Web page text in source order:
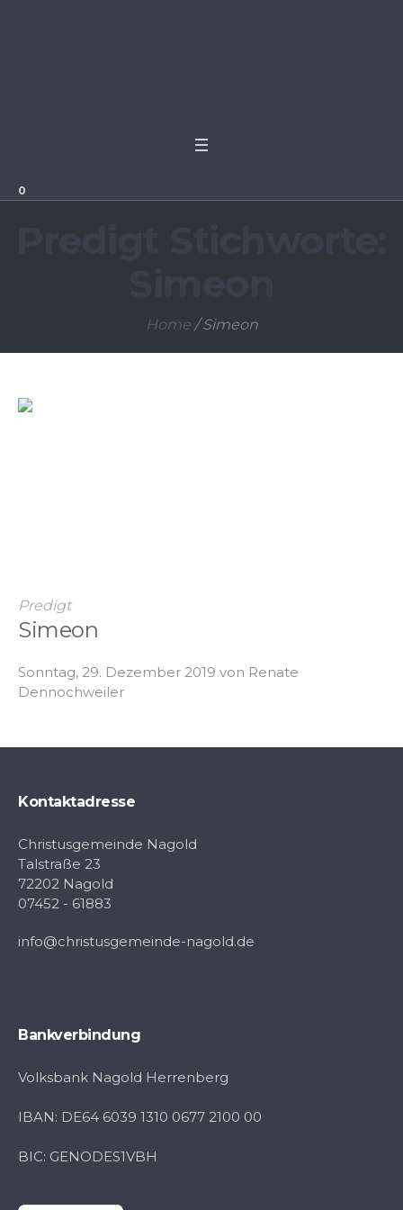
0
Home /Simeon
Predigt
Simeon
Sonntag, 29. Dezember 2019 von Renate
Dennochweiler
Kontaktadresse
Christusgemeinde Nagold
Talstraße 23
72202 Nagold
07452 - 61883
info@christusgemeinde-nagold.de
Bankverbindung
Volksbank Nagold Herrenberg
IBAN: DE64 6039 1310 0677 2100 00
BIC: GENODES1VBH